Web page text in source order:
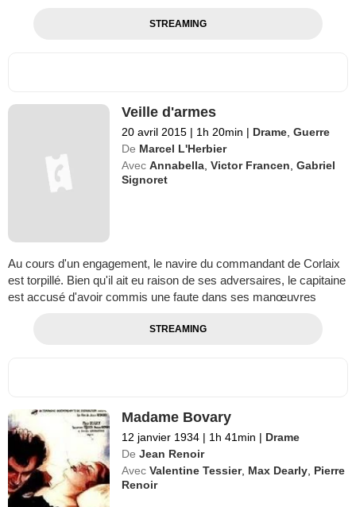
STREAMING
Veille d'armes
20 avril 2015 | 1h 20min | Drame,Guerre
De Marcel L'Herbier
Avec Annabella,Victor Francen,Gabriel
Signoret
Au cours d'un engagement, le navire du commandant de Corlaix
est torpillé. Bien qu'il ait eu raison de ses adversaires, le capitaine
est accusé d'avoir commis une faute dans ses manœuvres
STREAMING
Madame Bovary
12 janvier 1934 | 1h 41min | Drame
De Jean Renoir
Avec Valentine Tessier, Max Dearly, Pierre
Renoir